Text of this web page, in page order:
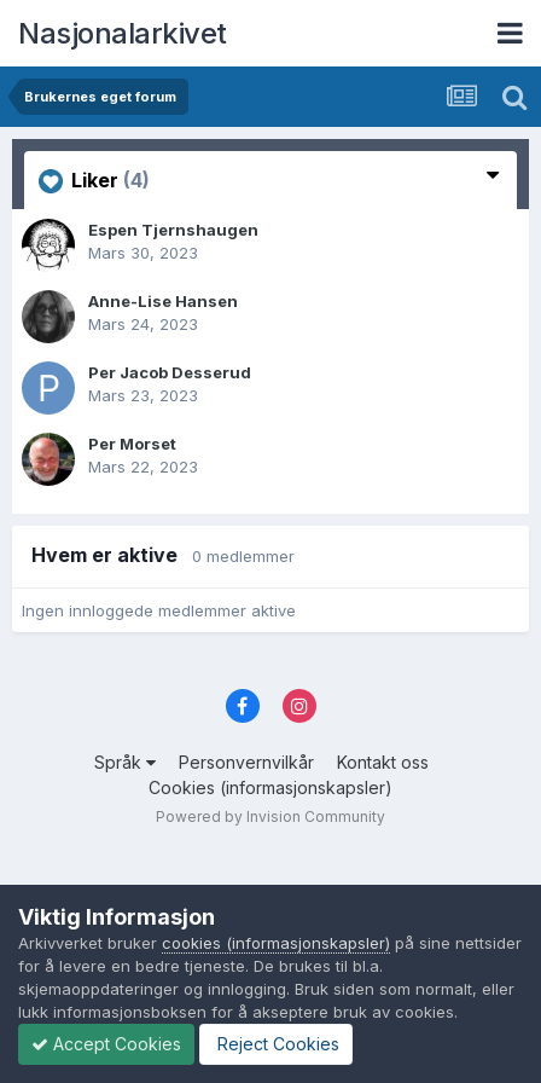
Nasjonalarkivet
Brukernes eget forum
Liker (4)
Espen Tjernshaugen
Mars 30, 2023
Anne-Lise Hansen
Mars 24, 2023
Per Jacob Desserud
Mars 23, 2023
Per Morset
Mars 22, 2023
Hvem er aktive 0 medlemmer
Ingen innloggede medlemmer aktive
Språk Personvernvilkår
Kontakt oss
Cookies (informasjonskapsler)
Powered by Invision Community
Viktig Informasjon
Arkivverket bruker cookies (informasjonskapsler) på sine nettsider
for å levere en bedre tjeneste. De brukes til bl.a.
skjemaoppdateringer og innlogging. Bruk siden som normalt, eller
lukk informasjonsboksen for å akseptere bruk av cookies.
Accept Cookies Reject Cookies